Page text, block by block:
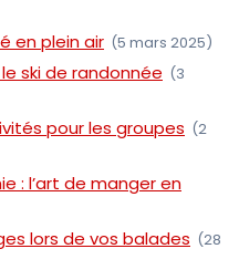
en plein air (5 mars 2025)
ski de randonnée (3
pour les groupes (2
: l’art de manger en
lors de vos balades (28